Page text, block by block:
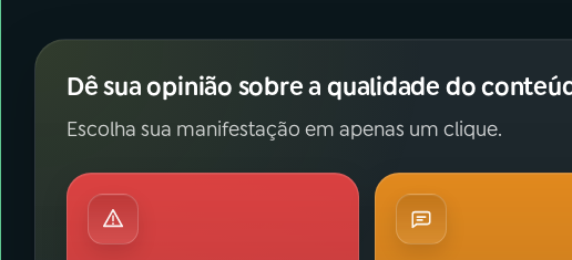
Dê sua opinião sobre a qualidade do
Escolha sua manifestação em apenas um clique.